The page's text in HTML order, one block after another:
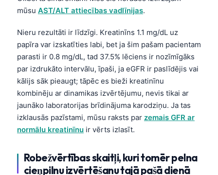
mūsu AST/ALT attiecības vadlīnijas.
Nieru rezultāti ir līdzīgi. Kreatinīns 1.1 mg/dL uz
papīra var izskatīties labi, bet ja šim pašam pacientam
parasti ir 0.8 mg/dL, tad 37.5% lēciens ir nozīmīgāks
par izdrukāto intervālu, īpaši, ja eGFR ir paslīdējis vai
kālijs sāk pieaugt; tāpēc es bieži kreatinīnu
kombinēju ar dinamikas izvērtējumu, nevis tikai ar
jaunāko laboratorijas brīdinājuma karodziņu. Ja tas
izklausās pazīstami, mūsu raksts par zemais GFR ar
normālu kreatinīnu ir vērts izlasīt.
Robežvērtības skaitļi, kuri tomēr pelna
cieņpilnu izvērtēšanu tajā pašā dienā
Dansk
Nederlands
Bahasa Indonesia
Հայերեն
Íslenska
Српски језик
Svenska
Bosanski
Eesti